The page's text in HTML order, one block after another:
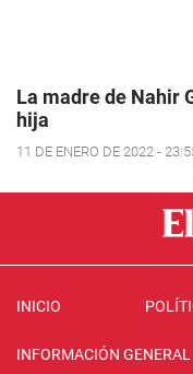
La madre de Nahir
hija
11 DE ENERO DE 2022 -
INICIO
INFORMACIÓN GENERAL